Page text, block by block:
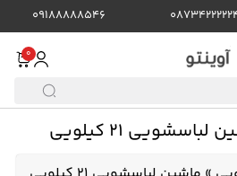
09188888546
0
21 کیلویی